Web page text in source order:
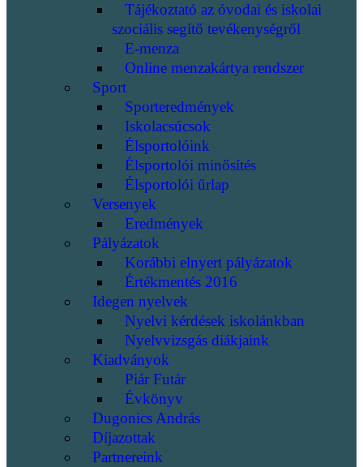
Tájékoztató az óvodai és iskolai
szociális segítő tevékenységről
E-menza
Online menzakártya rendszer
Sport
Sporteredmények
Iskolacsúcsok
Élsportolóink
Élsportolói minősítés
Élsportolói űrlap
Versenyek
Eredmények
Pályázatok
Korábbi elnyert pályázatok
Értékmentés 2016
Idegen nyelvek
Nyelvi kérdések iskolánkban
Nyelvvizsgás diákjaink
Kiadványok
Piár Futár
Évkönyv
Dugonics András
Díjazottak
Partnereink